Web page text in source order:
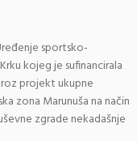
sportsko-
kojeg je sufinancirala
projekt ukupne
zona Marunuša na način
zgrade nekadašnje